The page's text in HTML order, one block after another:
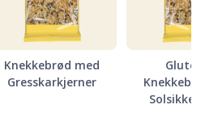
Knekkebrød med
Gresskarkjerner